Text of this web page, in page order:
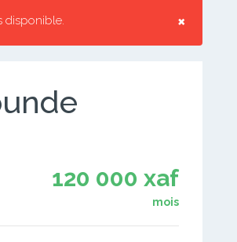
×
disponible.
120 000 xaf
mois